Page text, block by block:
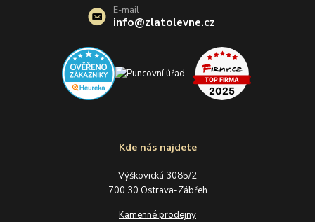
Kde nás najdete
Výškovická 3085/2
700 30 Ostrava-Zábřeh
Kamenné prodejny
E-mail
info@zlatolevne.cz